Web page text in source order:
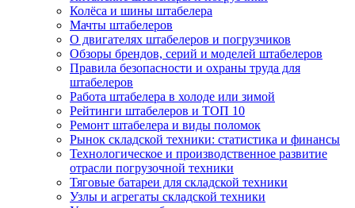
Колёса и шины штабелера
Мачты штабелеров
О двигателях штабелеров и погрузчиков
Обзоры брендов, серий и моделей штабелеров
Правила безопасности и охраны труда для
штабелеров
Работа штабелера в холоде или зимой
Рейтинги штабелеров и ТОП 10
Ремонт штабелера и виды поломок
Рынок складской техники: статистика и финансы
Технологическое и производственное развитие
отрасли погрузочной техники
Тяговые батареи для складской техники
Узлы и агрегаты складской техники